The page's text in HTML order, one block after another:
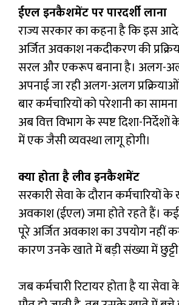
ईएल इनकैशमेंट पर पारदर्शी लाना
राज्य सरकार का कहना है कि इस
अर्जित अवकाश नकदीकरण की
सरल और एकरूप बनाना है। अलग-
अपनाई जा रही अलग-अलग
बार कर्मचारियों को परेशानी का
अब वित्त विभाग के स्पष्ट दिशा-
में एक जैसी व्यवस्था लागू होगी।
क्या होता है लीव इनकैशमेंट
सरकारी सेवा के दौरान कर्मचारियों
अवकाश (ईएल) जमा होते रहते हैं। कई
पूरे अर्जित अवकाश का उपयोग नहीं
कारण उनके खाते में बड़ी संख्या में
जब कर्मचारी रिटायर होता है या